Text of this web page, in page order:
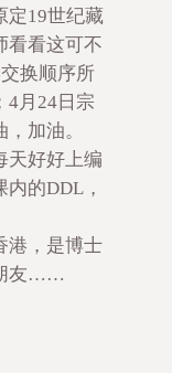
定19世纪藏
看看这可不
换顺序所
4月24日宗
加油。
天好好上编
的DDL，
港，是博士
友……